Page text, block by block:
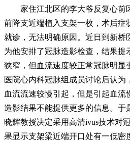
家住江北区的李大爷反复心前
前降支近端植入支架一枚，术后症
就诊，无法明确原因。近日到新桥
为他安排了冠脉造影检查，结果提
狭窄，但血流速度较正常冠脉明显
医院心内科冠脉组成员讨论后认为
血流流速较慢引起，但是引起血流
造影结果不能提供更多的信息。于
晓辉教授决定采用高清ivus技术对
果显示支架梁近端开口处有一低密